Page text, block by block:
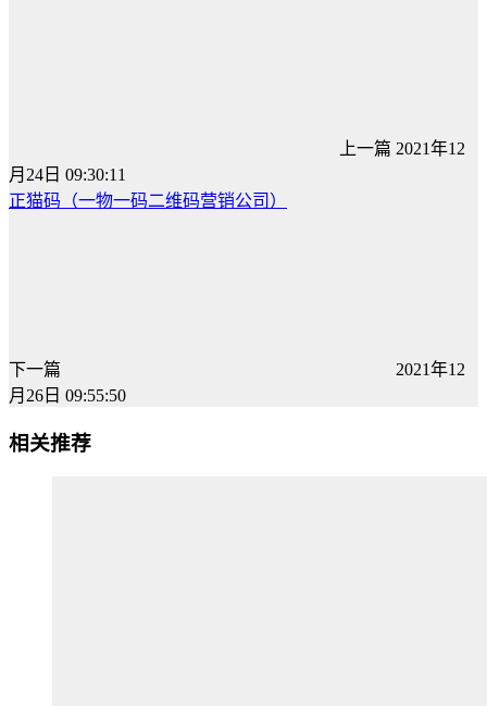
上一篇 2021年12
月24日 09:30:11
正猫码（一物一码二维码营销公司）
下一篇
2021年12
月26日 09:55:50
相关推荐